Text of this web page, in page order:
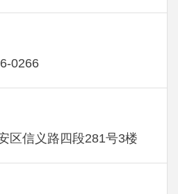
0266
区信义路四段281号3楼